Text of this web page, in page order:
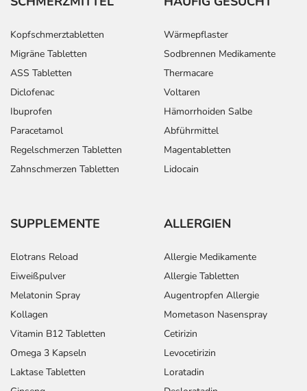
Kopfschmerztabletten
Migräne Tabletten
ASS Tabletten
Diclofenac
Ibuprofen
Paracetamol
Regelschmerzen Tabletten
Zahnschmerzen Tabletten
Wärmepflaster
Sodbrennen Medikamente
Thermacare
Voltaren
Hämorrhoiden Salbe
Abführmittel
Magentabletten
Lidocain
SUPPLEMENTE
Elotrans Reload
Eiweißpulver
Melatonin Spray
Kollagen
Vitamin B12 Tabletten
Omega 3 Kapseln
Laktase Tabletten
ALLERGIEN
Allergie Medikamente
Allergie Tabletten
Augentropfen Allergie
Mometason Nasenspray
Cetirizin
Levocetirizin
Loratadin